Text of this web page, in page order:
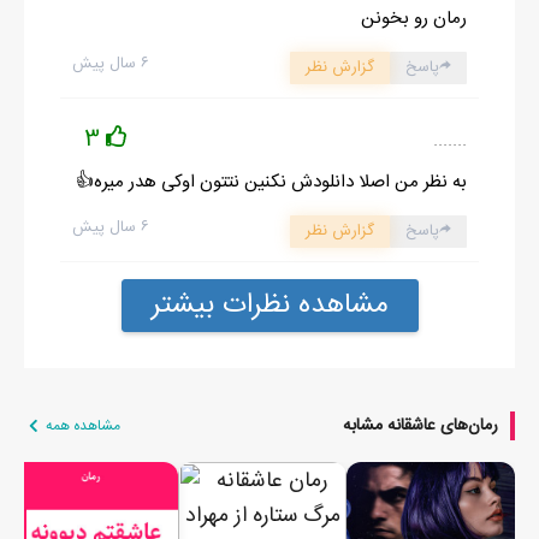
شانسم و دوباره امتحان كنم ولي هميشه حرفهاي آقاجون تو گوشم
زنگ مي زد و همين باعث عقب نشينيم مي شد ... تا اينكه بعد از شش
نفري ما كامل شد زندگي مطابق ميلمون بود، تنها جاي فاميل خالي بود
... ولي خوشي پايدار نبود ... كم كم سر دردهاي مهرانه شروع شد...
گاهي از شدت درد سرشو به اينور و اونور مي كوبيد ... بعد از كلي
آزمايش و نمونه برداري تومور مغزش نيمه خطرناك تشخيص داده شد
و قرار بر عمل دادند. اين عمل قرار بود زيرنظر يك پزشك ايراني كه
سالي دو ماه به آمريكا مي يومد عمل بشه و ما بايد تا شش ماه بعد
... بله محض رسيدن تو يه هتل ساكن شديم و سپس به ديدار آقاي
دكتر محتشم رفتيم نمي دونم چطوري ولي گويا امير علي از روي برگه اي
كه ما براي عمل مهرانه پر كرده بوديم به نام و فاميل من پي برده بود و
رمان رو بخونن
۶ سال پیش پاسخ گزارش نظر
.......
3
به نظر من اصلا دانلودش نکنین نتتون اوکی هدر میره👍
۶ سال پیش پاسخ گزارش نظر
مشاهده نظرات بیشتر
رمان‌های عاشقانه مشابه مشاهده همه